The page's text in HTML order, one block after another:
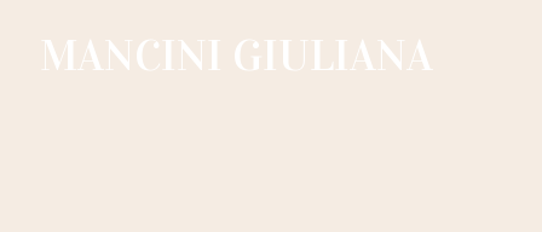
MANCINI GIULIANA